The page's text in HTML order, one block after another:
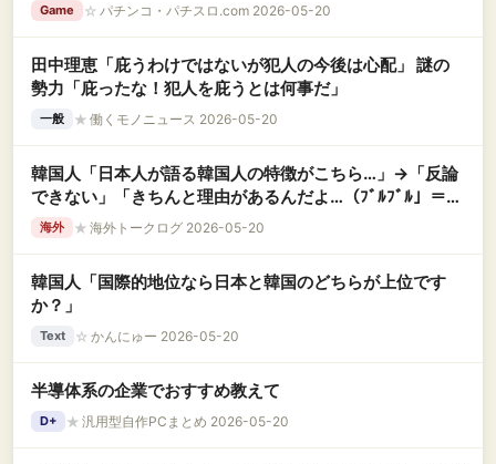
Game ☆ パチンコ・パチスロ.com 2026-05-20
田中理恵「庇うわけではないが犯人の今後は心配」 謎の
勢力「庇ったな！犯人を庇うとは何事だ」
一般 ★ 働くモノニュース 2026-05-20
韓国人「日本人が語る韓国人の特徴がこちら…」→「反論
できない」「きちんと理由があるんだよ…（ﾌﾞﾙﾌﾞﾙ」＝韓
国の反応
海外 ★ 海外トークログ 2026-05-20
韓国人「国際的地位なら日本と韓国のどちらが上位です
か？」
Text ☆ かんにゅー 2026-05-20
半導体系の企業でおすすめ教えて
D+ ★ 汎用型自作PCまとめ 2026-05-20